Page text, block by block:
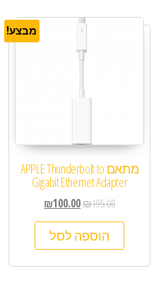
מבצע!
מתאם APPLE Thunderbolt to
Gigabit Ethernet Adapter
₪195.00
₪100.00
הוספה לסל